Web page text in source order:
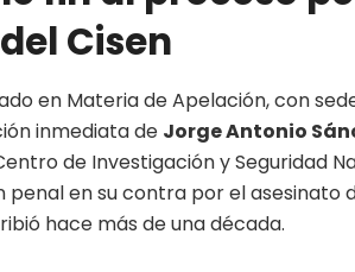
Cisen
en Materia de Apelación, con
inmediata de Jorge Antonio
de Investigación y Seguridad
en su contra por el asesinato
hace más de una década.